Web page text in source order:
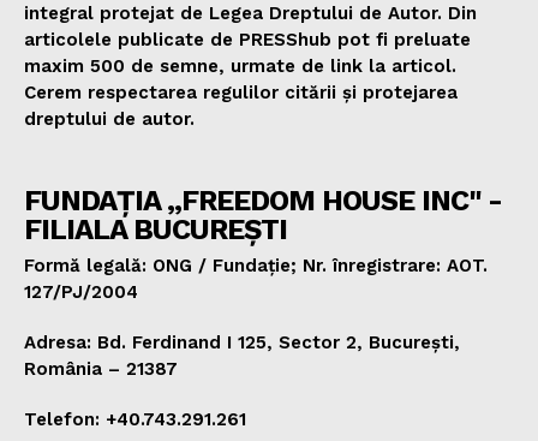
integral protejat de Legea Dreptului de Autor. Din
articolele publicate de PRESShub pot fi preluate
maxim 500 de semne, urmate de link la articol.
Cerem respectarea regulilor citării și protejarea
dreptului de autor.
FUNDAȚIA „FREEDOM HOUSE INC" -
FILIALA BUCUREȘTI
Formă legală: ONG / Fundație; Nr. înregistrare: AOT.
127/PJ/2004
Adresa: Bd. Ferdinand I 125, Sector 2, București,
România – 21387
Telefon: +40.743.291.261